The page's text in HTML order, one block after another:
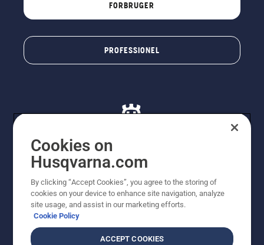
FORBRUGER
PROFESSIONEL
viste priser er vejledende udsalgspriser. Der tages
forbehold for stave- og trykfejl samt prisændringer. Vi
stræber efter at have så nøjagtige oplysningerne på
dette websted som muligt. Alle anførte priser er
vejledende udsalgspriser (inkl. moms), medmindre
Cookies on
Husqvarna.com
By clicking “Accept Cookies”, you agree to the storing of
cookies on your device to enhance site navigation, analyze
site usage, and assist in our marketing efforts.
Cookie Policy
ACCEPT COOKIES